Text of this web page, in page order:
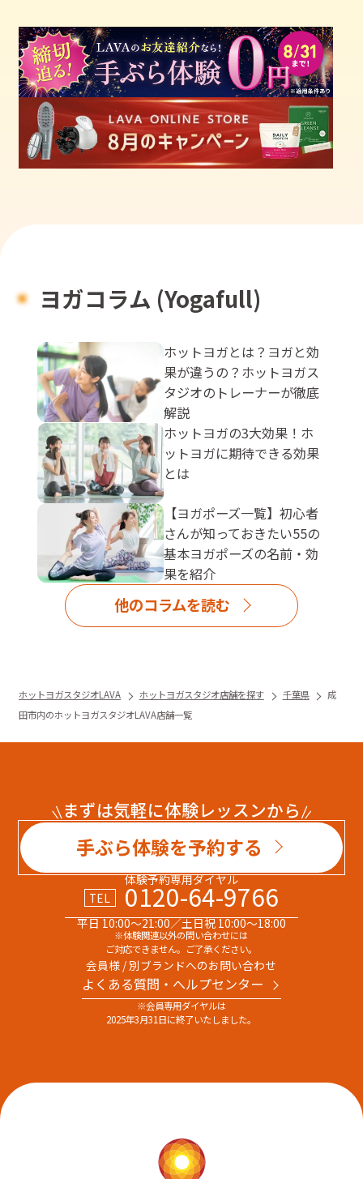
ヨガコラム (Yogafull)
ホットヨガとは？ヨガと効
果が違うの？ホットヨガス
タジオのトレーナーが徹底
解説
ホットヨガの3大効果！ホ
ットヨガに期待できる効果
とは
【ヨガポーズ一覧】初心者
さんが知っておきたい55の
基本ヨガポーズの名前・効
果を紹介
他のコラムを読む
ホットヨガスタジオLAVA ホットヨガスタジオ店舗を探す 千葉県
成
田市内のホットヨガスタジオLAVA店舗一覧
まずは気軽に体験レッスンから
手ぶら体験を予約する
体験予約専用ダイヤル
TEL
0120-64-9766
平日 10:00～21:00／土日祝 10:00～18:00
※体験関連以外の問い合わせには
ご対応できません。ご了承ください。
会員様 / 別ブランドへのお問い合わせ
よくある質問・へルプセンター
※会員専用ダイヤルは
2025年3月31日に終了いたしました。